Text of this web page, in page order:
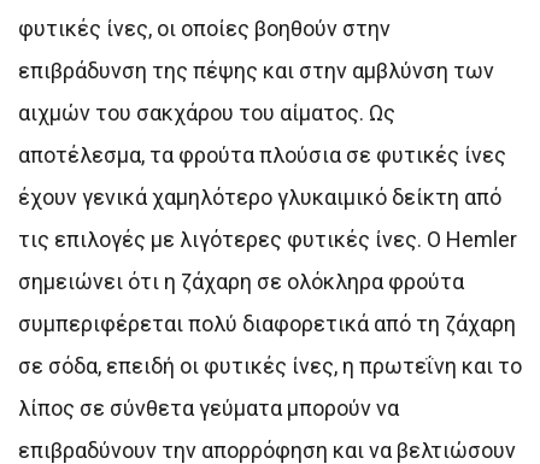
φυτικές ίνες, οι οποίες βοηθούν στην
επιβράδυνση της πέψης και στην αμβλύνση των
αιχμών του σακχάρου του αίματος. Ως
αποτέλεσμα, τα φρούτα πλούσια σε φυτικές ίνες
έχουν γενικά χαμηλότερο γλυκαιμικό δείκτη από
τις επιλογές με λιγότερες φυτικές ίνες. Ο Hemler
σημειώνει ότι η ζάχαρη σε ολόκληρα φρούτα
συμπεριφέρεται πολύ διαφορετικά από τη ζάχαρη
σε σόδα, επειδή οι φυτικές ίνες, η πρωτεΐνη και το
λίπος σε σύνθετα γεύματα μπορούν να
επιβραδύνουν την απορρόφηση και να βελτιώσουν